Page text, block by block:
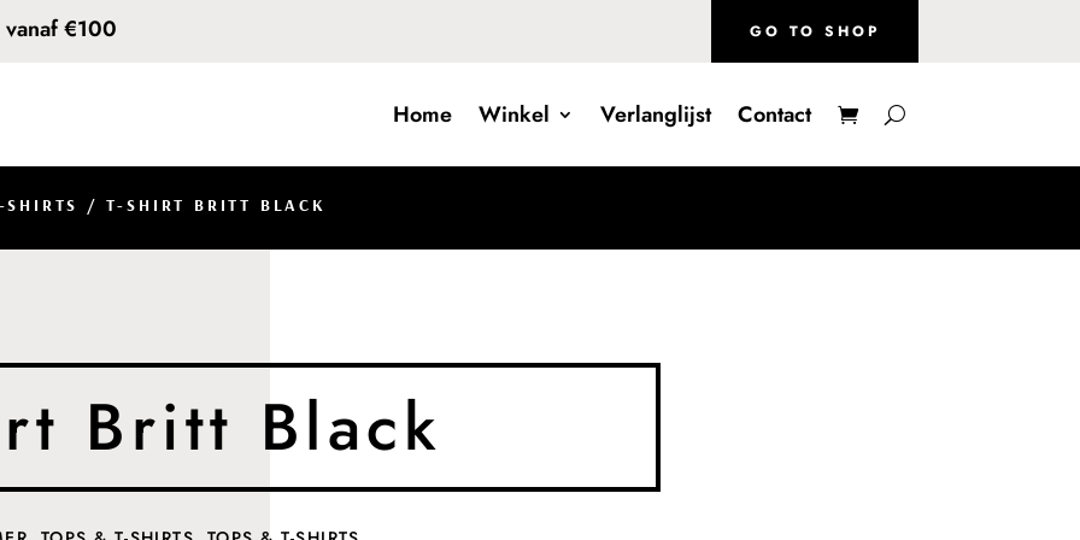
€100 GO TO SHOP
Home Winkel Verlanglijst Contact
/ T-SHIRT BRITT BLACK
Britt Black